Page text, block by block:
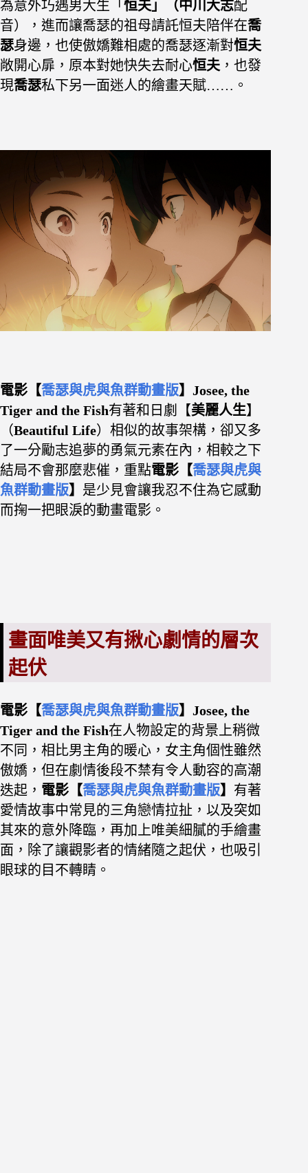
為意外巧遇男大生「 恒夫」（中川大志配
音），進而讓喬瑟的祖母請託恒夫陪伴在喬
瑟身邊，也使傲嬌難相處的喬瑟逐漸對恒夫
敞開心扉，原本對她快失去耐心恒夫 ，也發
現喬瑟私下另一面迷人的繪畫天賦……。
電影【喬瑟與虎與魚群動畫版】Josee, the
Tiger and the Fish有著和日劇【美麗人生】
（Beautiful Life） 相似的故事架構，卻又多
了一分勵志追夢的勇氣元素在內，相較之下
結局不會那麼悲催，重點電影【喬瑟與虎與
魚群動畫版】 是少見會讓我忍不住為它感動
而掬一把眼淚的動畫電影 。
畫面唯美又有揪心劇情的層次
起伏
電影【喬瑟與虎與魚群動畫版】Josee, the
Tiger and the Fish在人物設定的背景上稍微
不同，相比男主角的暖心，女主角個性雖然
傲嬌，但在劇情後段不禁有令人動容的高潮
迭起， 電影【喬瑟與虎與魚群動畫版】 有著
愛情故事中常見的三角戀情拉扯，以及突如
其來的意外降臨，再加上唯美細膩的手繪畫
面，除了讓觀影者的情緒隨之起伏，也吸引
眼球的目不轉睛 。